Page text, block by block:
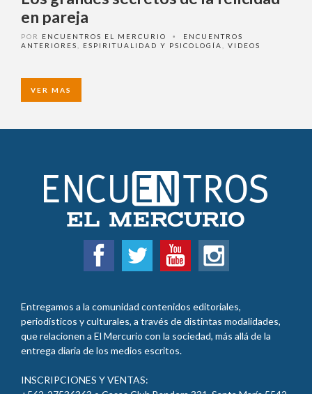
en pareja
POR ENCUENTROS EL MERCURIO •
ENCUENTROS
ANTERIORES
ESPIRITUALIDAD Y PSICOLOGÍA VIDEOS
VER MAS
Entregamos a la comunidad contenidos editoriales,
periodísticos y culturales, a través de distintas modalidades,
que relacionen a El Mercurio con la sociedad, más allá de la
entrega diaria de los medios escritos.
INSCRIPCIONES Y VENTAS: